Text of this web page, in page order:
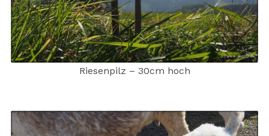
Riesenpilz – 30cm hoch